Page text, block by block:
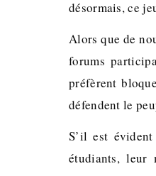
désormais, ce
Alors que de
forums
préfèrent
défendent le
S’il est
étudiants, leur